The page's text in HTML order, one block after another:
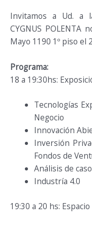
Invitamos a Ud. a
CYGNUS
Mayo 1190 1º piso el
Programa:
18 a 19:30hs:
Tecnologías
Negocio
Innovación
Inversión
Fondos de
Análisis de
Industría 4.0
19:30 a 20 hs: